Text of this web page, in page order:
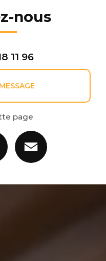
nous
11 96
page